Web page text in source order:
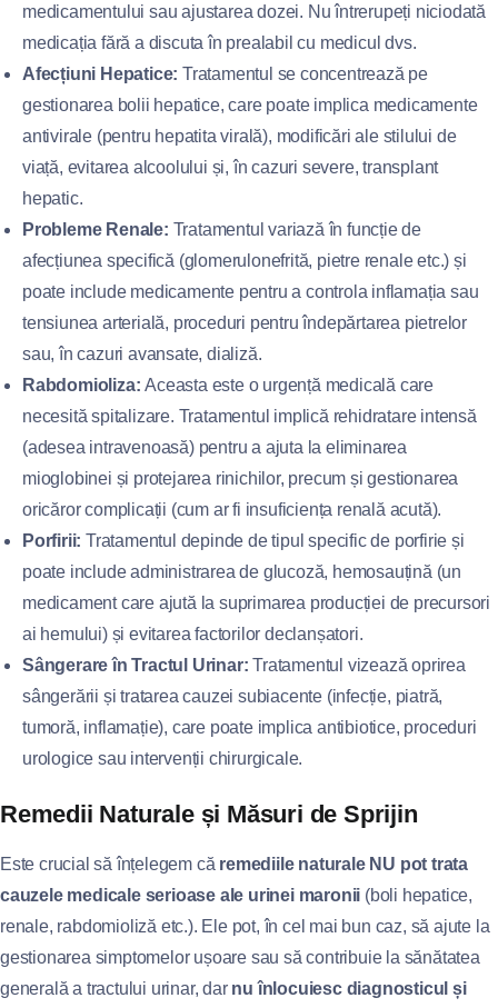
medicamentului sau ajustarea dozei. Nu întrerupeți niciodată
medicația fără a discuta în prealabil cu medicul dvs.
Afecțiuni Hepatice: Tratamentul se concentrează pe
gestionarea bolii hepatice, care poate implica medicamente
antivirale (pentru hepatita virală), modificări ale stilului de
viață, evitarea alcoolului și, în cazuri severe, transplant
hepatic.
Probleme Renale: Tratamentul variază în funcție de
afecțiunea specifică (glomerulonefrită, pietre renale etc.) și
poate include medicamente pentru a controla inflamația sau
tensiunea arterială, proceduri pentru îndepărtarea pietrelor
sau, în cazuri avansate, dializă.
Rabdomioliza: Aceasta este o urgență medicală care
necesită spitalizare. Tratamentul implică rehidratare intensă
(adesea intravenoasă) pentru a ajuta la eliminarea
mioglobinei și protejarea rinichilor, precum și gestionarea
oricăror complicații (cum ar fi insuficiența renală acută).
Porfirii: Tratamentul depinde de tipul specific de porfirie și
poate include administrarea de glucoză, hemosauțină (un
medicament care ajută la suprimarea producției de precursori
ai hemului) și evitarea factorilor declanșatori.
Sângerare în Tractul Urinar: Tratamentul vizează oprirea
sângerării și tratarea cauzei subiacente (infecție, piatră,
tumoră, inflamație), care poate implica antibiotice, proceduri
urologice sau intervenții chirurgicale.
Remedii Naturale și Măsuri de Sprijin
Este crucial să înțelegem că remediile naturale NU pot trata
cauzele medicale serioase ale urinei maronii (boli hepatice,
renale, rabdomioliză etc.). Ele pot, în cel mai bun caz, să ajute la
gestionarea simptomelor ușoare sau să contribuie la sănătatea
generală a tractului urinar, dar nu înlocuiesc diagnosticul și